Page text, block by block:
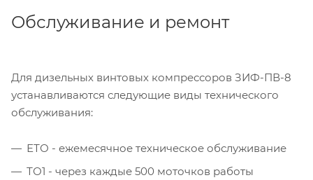
Обслуживание и ремонт
Для дизельных винтовых компрессоров ЗИФ-ПВ-8
устанавливаются следующие виды технического
обслуживания:
ЕТО - ежемесячное техническое обслуживание
ТО1 - через каждые 500 моточков работы